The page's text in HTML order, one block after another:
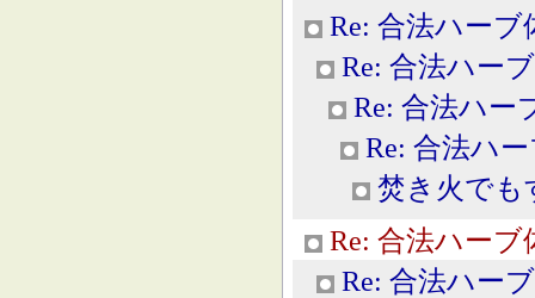
Re: 合法ハーブ
Re: 合法ハー
Re: 合法ハー
Re: 合法ハ
焚き火でも
Re: 合法ハーブ
Re: 合法ハー